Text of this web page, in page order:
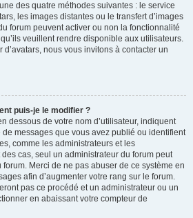
des quatre méthodes suivantes : le service
les images distantes ou le transfert d’images
forum peuvent activer ou non la fonctionnalité
veuillent rendre disponible aux utilisateurs.
nous vous invitons à contacter un
puis-je le modifier ?
dessous de votre nom d’utilisateur, indiquent
messages que vous avez publié ou identifient
comme les administrateurs et les
cas, seul un administrateur du forum peut
Merci de ne pas abuser de ce système en
afin d’augmenter votre rang sur le forum.
pas ce procédé et un administrateur ou un
en abaissant votre compteur de